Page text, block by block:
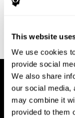
This website
We use cookies
provide social
We also share
our social media,
may combine it
provided to them
of attention.